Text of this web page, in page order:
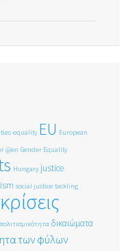
equality EU European
@en Gender Equality
Hungary justice
social justice tackling
δικαιώματα
των φύλων